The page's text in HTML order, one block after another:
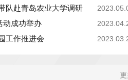
队赴青岛农业大学调研
动成功举办
工作推进会